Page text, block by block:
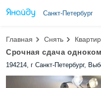
Санкт-Петербург
Главная Снять
Срочная сдача
194214, г Санкт-Петербург,